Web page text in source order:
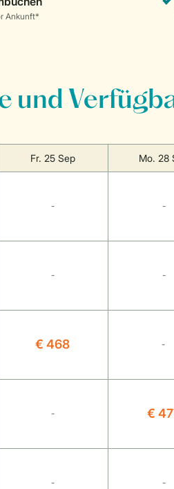
und
Fr. 25 Sep Mo. 28
- -
- -
€ 468 -
- €
- -